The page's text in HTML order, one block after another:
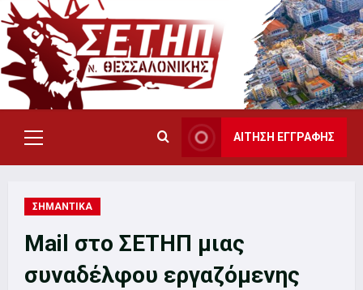
Skip
to
content
Primary
Menu
ΑΙΤΗΣΗ ΕΓΓΡΑΦΗΣ
ΣΗΜΑΝΤΙΚΑ
Mail στο ΣΕΤΗΠ μιας
συναδέλφου εργαζόμενης